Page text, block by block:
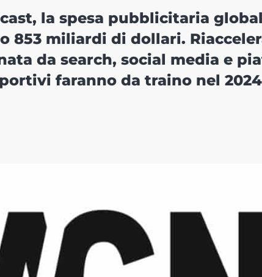
la spesa pubblicitaria
853 miliardi di dollari.
da search, social media e
faranno da traino nel 2024